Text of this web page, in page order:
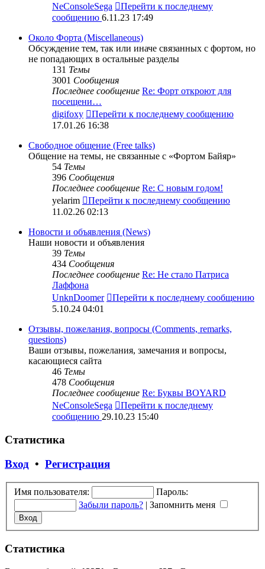
NeConsoleSega
Перейти к последнему
сообщению 6.11.23 17:49
Около Форта (Miscellaneous)
Обсуждение тем, так или иначе связанных с фортом, но
не попадающих в остальные разделы
131 Темы
3001 Сообщения
Последнее сообщение Re: Форт откроют для
посещени…
digifoxy
Перейти к последнему сообщению
17.01.26 16:38
Свободное общение (Free talks)
Общение на темы, не связанные с «Фортом Байяр»
54 Темы
396 Сообщения
Последнее сообщение Re: С новым годом!
yelarim
Перейти к последнему сообщению
11.02.26 02:13
Новости и объявления (News)
Наши новости и объявления
39 Темы
434 Сообщения
Последнее сообщение Re: Не стало Патриса
Лаффона
UnknDoomer
Перейти к последнему сообщению
5.10.24 04:01
Отзывы, пожелания, вопросы (Comments, remarks,
questions)
Ваши отзывы, пожелания, замечания и вопросы,
касающиеся сайта
46 Темы
478 Сообщения
Последнее сообщение Re: Буквы BOYARD
NeConsoleSega
Перейти к последнему
сообщению 29.10.23 15:40
Статистика
Вход • Регистрация
Имя пользователя:
Пароль:
Забыли пароль? | Запомнить меня
Статистика